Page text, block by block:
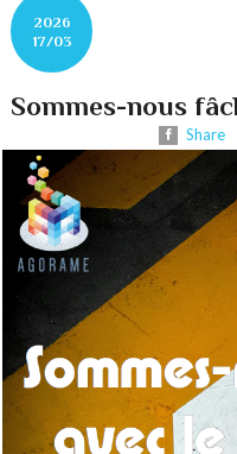
2026
17/03
Sommes-nous
Share